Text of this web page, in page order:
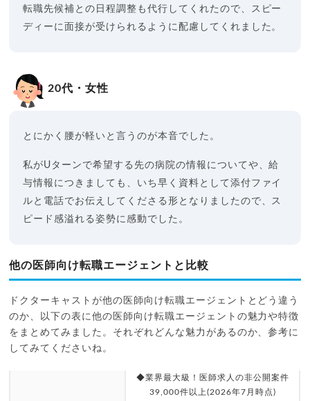
転職先候補との日程調整も代行してくれたので、スピー
ディーに面接が受けられるように配慮してくれました。
20代・女性
とにかく腰が軽いと言うのが本音でした。
私がUターンで希望する先の病院の情報についてや、給
与情報につきましても、いち早く資料として添付ファイ
ルと電話でお伝えしてくださる形となりましたので、ス
ピード感溢れる姿勢に感動でした。
他の医師向け転職エージェントと比較
ドクターキャストが他の医師向け転職エージェントとどう違う
のか、以下の表に他の医師向け転職エージェントの魅力や特徴
をまとめてみました。それぞれどんな魅力があるのか、参考に
してみてくださいね。
◆業界最大級！医師求人の非公開案件
39,000件以上(2026年7月時点)